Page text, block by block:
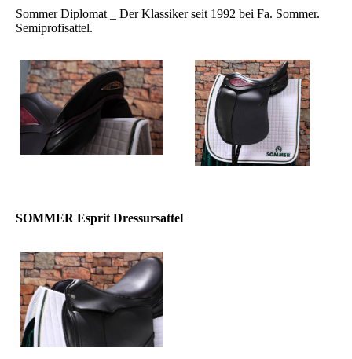
Sommer Diplomat _ Der Klassiker seit 1992 bei Fa. Sommer.
Semiprofisattel.
SOMMER Esprit Dressursattel